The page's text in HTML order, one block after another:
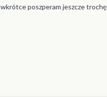
wkrótce poszperam jeszcze trochę